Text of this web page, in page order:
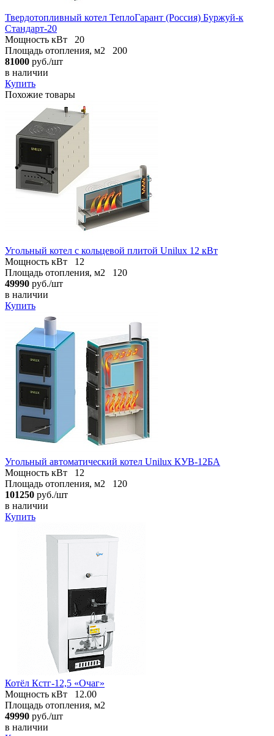
Твердотопливный котел ТеплоГарант (Россия) Буржуй-к
Стандарт-20
Мощность кВт
20
Площадь отопления, м2
200
81000 руб./шт
в наличии
Купить
Похожие товары
Угольный котел с кольцевой плитой Unilux 12 кВт
Мощность кВт
12
Площадь отопления, м2
120
49990 руб./шт
в наличии
Купить
Угольный автоматический котел Unilux КУВ-12БА
Мощность кВт
12
Площадь отопления, м2
120
101250 руб./шт
в наличии
Купить
Котёл Кстг-12,5 «Очаг»
Мощность кВт
12.00
Площадь отопления, м2
49990 руб./шт
в наличии